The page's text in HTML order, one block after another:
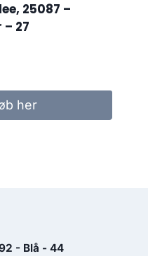
25087 –
27
her
- Blå - 44